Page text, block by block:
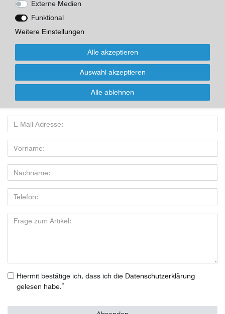
22,00 EUR
Inhalt1Stück
Für Infos zum Artikel oder Kauf, bitte Formular
nutzen!
Wenn Sie den Artikel kaufen möchten, dann bitte das Formular
nutzen:
Hiermit bestätige ich, dass ich die Daten­schutz­erklärung
gelesen habe.*
Externe Medien
Funktional
Weitere Einstellungen
Alle akzeptieren
Auswahl akzeptieren
Alle ablehnen